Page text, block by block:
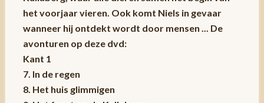
het voorjaar vieren. Ook komt Niels in gevaar
wanneer hij ontdekt wordt door mensen ... De
avonturen op deze dvd:
Kant 1
7. In de regen
8. Het huis glimmigen